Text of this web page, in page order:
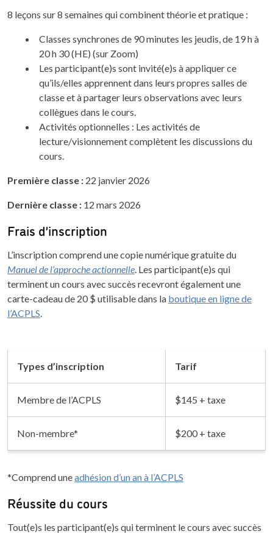
8 leçons sur 8 semaines qui combinent théorie et pratique :
Classes synchrones de 90 minutes les jeudis, de 19 h à
20 h 30 (HE) (sur Zoom)
Les participant(e)s sont invité(e)s à appliquer ce
qu’ils/elles apprennent dans leurs propres salles de
classe et à partager leurs observations avec leurs
collègues dans le cours.
Activités optionnelles : Les activités de
lecture/visionnement complètent les discussions du
cours.
Première classe : 22 janvier 2026
Dernière classe : 12 mars 2026
Frais d’inscription
L’inscription comprend une copie numérique gratuite du
Manuel de l’approche actionnelle. Les participant(e)s qui
terminent un cours avec succès recevront également une
carte-cadeau de 20 $ utilisable dans la boutique en ligne de
l’ACPLS.
Types d’inscription Tarif
Membre de l’ACPLS $145 + taxe
Non-membre* $200 + taxe
*Comprend uneadhésion d’un an à l’ACPLS
Réussite du cours
Tout(e)s les participant(e)s qui terminent le cours avec succès